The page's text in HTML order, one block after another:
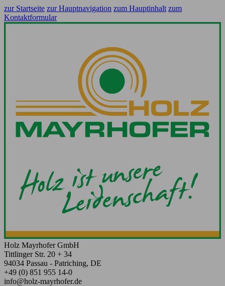
zur Startseite zur Hauptnavigation zum Hauptinhalt zum
Kontaktformular
Holz Mayrhofer GmbH
Tittlinger Str. 20 + 34
94034 Passau - Patriching, DE
+49 (0) 851 955 14-0
info@holz-mayrhofer.de